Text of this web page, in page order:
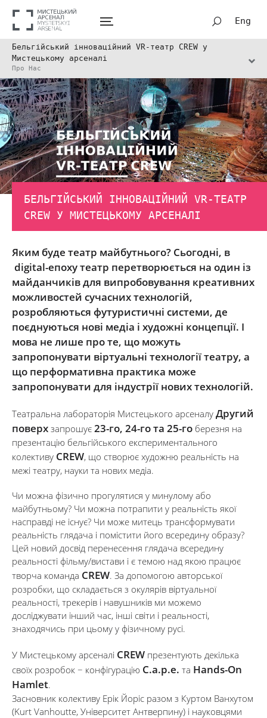
Eng
Бельгійський інноваційний VR-театр CREW у
Мистецькому арсеналі
Про Нас
БЕЛЬГІЙСЬКИЙ ІННОВАЦІЙНИЙ VR-ТЕАТР
CREW У МИСТЕЦЬКОМУ АРСЕНАЛІ
Яким буде театр майбутнього? Сьогодні, в
digital-епоху театр перетворюється на один із
майданчиків для випробовування креативних
можливостей сучасних технологій,
розробляються футуристичні системи, де
поєднуються нові медіа і художні концепції. І
мова не лише про те, що можуть
запропонувати віртуальні технології театру, а
що перформативна практика може
запропонувати для індустрії нових технологій.
Театральна лабораторія Мистецького арсеналу Другий
поверх запрошує 23-го, 24-го та 25-го березня на
презентацію бельгійського експериментального
колективу СREW, що створює художню реальність на
межі театру, науки та нових медіа.
Чи можна фізично прогулятися у минулому або
майбутньому? Чи можна потрапити у реальність якої
насправді не існує? Чи може митець трансформувати
реальність глядача і помістити його всередину образу?
Цей новий досвід перенесення глядача всередину
реальності фільму/вистави і є темою над якою працює
творча команда CREW. За допомогою авторської
розробки, що складається з окулярів віртуальної
реальності, трекерів і навушників ми можемо
досліджувати інший час, інші світи і реальності,
знаходячись при цьому у фізичному русі.
У Мистецькому арсеналі CREW презентують декілька
своїх розробок − конфігурацію C.a.p.e. та Hands-On
Hamlet.
Засновник колективу Ерік Йоріс разом з Куртом Ванхутом
(Kurt Vanhoutte, Університет Антверпину) і науковцями